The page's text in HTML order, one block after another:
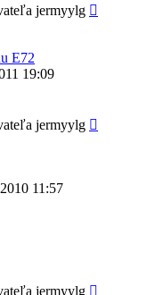
jermyylg
E72
19:09
jermyylg
11:57
jermyylg